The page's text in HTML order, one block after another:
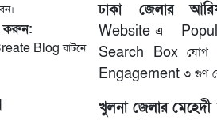
করুন:
Blog বাটনে
ঢাকা জেলার
Website-এ
Search Box যোগ
Engagement ৩ গুণ
খুলনা জেলার মেহেদী